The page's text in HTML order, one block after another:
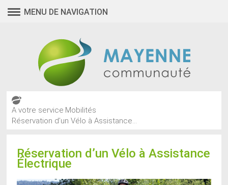
MENU DE NAVIGATION
A votre service Mobilités
Réservation d’un Vélo à Assistance...
Réservation d’un Vélo à Assistance
Électrique